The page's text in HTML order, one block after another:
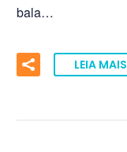
bala…
LEIA MAIS